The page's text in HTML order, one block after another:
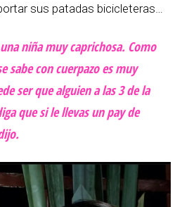
sus patadas bicicleteras…
niña muy caprichosa. Como
sabe con cuerpazo es muy
ser que alguien a las 3 de la
que si le llevas un pay de